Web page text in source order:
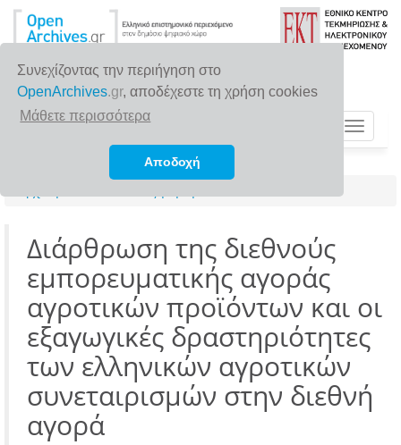
Συνεχίζοντας την περιήγηση στο
OpenArchives.gr, αποδέχεστε τη χρήση cookies
Μάθετε περισσότερα
Αποδοχή
Toggle
Διάρθρωση της διεθνούς
εμπορευματικής αγοράς
αγροτικών προϊόντων και οι
εξαγωγικές δραστηριότητες
των ελληνικών αγροτικών
συνεταιρισμών στην διεθνή
αγορά